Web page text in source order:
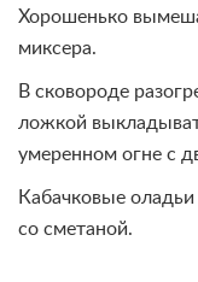
Хорошенько
миксера.
В сковороде
ложкой
умеренном огне с
Кабачковые
со сметаной.